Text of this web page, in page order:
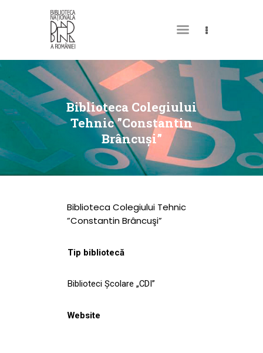
Biblioteca Colegiului
Tehnic ”Constantin
Brâncuşi”
DESPRE NOI
PERMISUL MEU DE
BIBLIOTECĂ
CATALOAGE ȘI
COLECȚII
BIBLIOTECA DIGITALĂ
EVENIMENTE
CULTURALE
NOUTĂȚI
Biblioteca Colegiului Tehnic
”Constantin Brâncuşi”
Tip bibliotecă
Biblioteci Școlare „CDI”
Website